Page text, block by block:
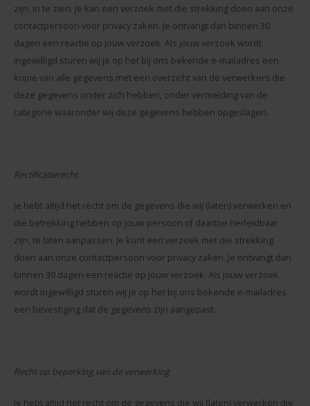
zijn, in te zien. Je kan een verzoek met die strekking doen aan onze
contactpersoon voor privacy zaken. Je ontvangt dan binnen 30
dagen een reactie op jouw verzoek. Als jouw verzoek wordt
ingewilligd sturen wij je op het bij ons bekende e-mailadres een
kopie van alle gegevens met een overzicht van de verwerkers die
deze gegevens onder zich hebben, onder vermelding van de
categorie waaronder wij deze gegevens hebben opgeslagen.
Rectificatierecht
Je hebt altijd het recht om de gegevens die wij (laten) verwerken en
die betrekking hebben op jouw persoon of daartoe herleidbaar
zijn, te laten aanpassen. Je kunt een verzoek met die strekking
doen aan onze contactpersoon voor privacy zaken. Je ontvangt dan
binnen 30 dagen een reactie op jouw verzoek. Als jouw verzoek
wordt ingewilligd sturen wij je op het bij ons bekende e-mailadres
een bevestiging dat de gegevens zijn aangepast.
Recht op beperking van de verwerking
Je hebt altijd het recht om de gegevens die wij (laten) verwerken die